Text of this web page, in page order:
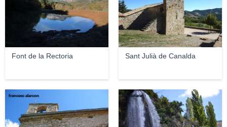
Font de la Rectoria Sant Julià de Canalda
francesc alarcon Propietario